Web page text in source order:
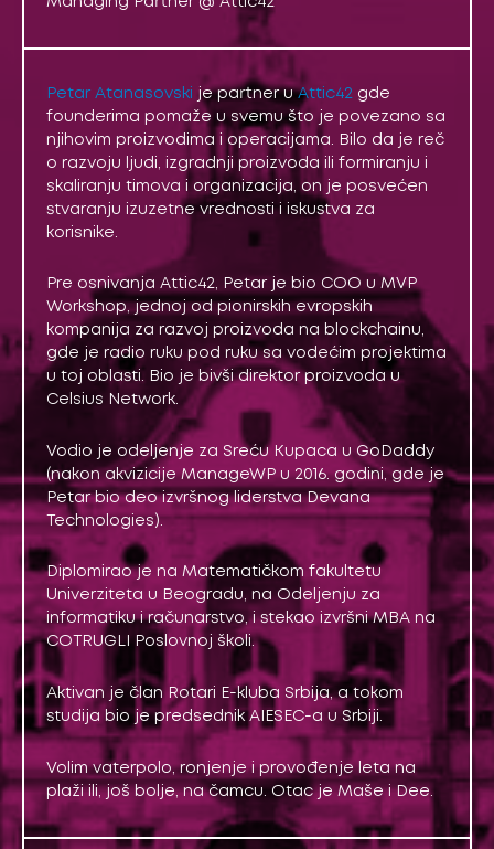
Petar Atanasovski je partner uAttic42 gde
founderima pomaže u svemu što je povezano sa
njihovim proizvodima i operacijama. Bilo da je reč
o razvoju ljudi, izgradnji proizvoda ili formiranju i
skaliranju timova i organizacija, on je posvećen
stvaranju izuzetne vrednosti i iskustva za
korisnike.
Pre osnivanja Attic42, Petar je bio COO u MVP
Workshop, jednoj od pionirskih evropskih
kompanija za razvoj proizvoda na blockchainu,
gde je radio ruku pod ruku sa vodećim projektima
u toj oblasti. Bio je bivši direktor proizvoda u
Celsius Network.
Vodio je odeljenje za Sreću Kupaca u GoDaddy
(nakon akvizicije ManageWP u 2016. godini, gde je
Petar bio deo izvršnog liderstva Devana
Technologies).
Diplomirao je na Matematičkom fakultetu
Univerziteta u Beogradu, na Odeljenju za
informatiku i računarstvo, i stekao izvršni MBA na
COTRUGLI Poslovnoj školi.
Aktivan je član Rotari E-kluba Srbija, a tokom
studija bio je predsednik AIESEC-a u Srbiji.
Volim vaterpolo, ronjenje i provođenje leta na
plaži ili, još bolje, na čamcu. Otac je Maše i Dee.